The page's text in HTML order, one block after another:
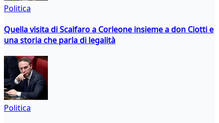
Politica
Quella visita di Scalfaro a Corleone insieme a don Ciotti e
una storia che parla di legalità
Politica